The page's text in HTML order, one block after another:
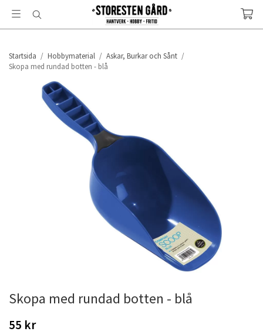
Startsida / Hobbymaterial / Askar, Burkar och Sånt /
Skopa med rundad botten - blå
Skopa med rundad botten - blå
55 kr